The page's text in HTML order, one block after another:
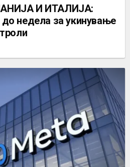
И ИТАЛИЈА:
недела за укинување